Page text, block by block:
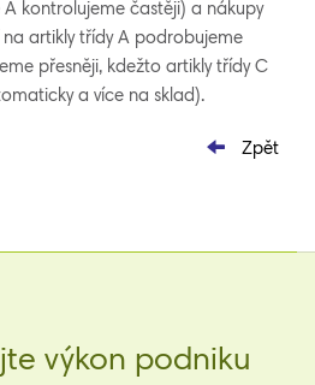
A kontrolujeme častěji) a nákupy
artikly třídy A podrobujeme
přesněji, kdežto artikly třídy C
a více na sklad).
Zpět
výkon podniku